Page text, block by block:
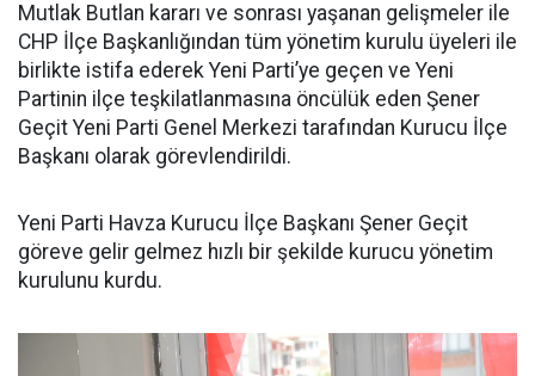
Mutlak Butlan kararı ve sonrası yaşanan gelişmeler ile
CHP İlçe Başkanlığından tüm yönetim kurulu üyeleri ile
birlikte istifa ederek Yeni Parti’ye geçen ve Yeni
Partinin ilçe teşkilatlanmasına öncülük eden Şener
Geçit Yeni Parti Genel Merkezi tarafından Kurucu İlçe
Başkanı olarak görevlendirildi.
Yeni Parti Havza Kurucu İlçe Başkanı Şener Geçit
göreve gelir gelmez hızlı bir şekilde kurucu yönetim
kurulunu kurdu.